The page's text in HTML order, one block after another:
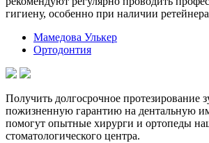
гигиену, особенно при наличии
Мамедова Улькер
Ортодонтия
Получить долгосрочное протезирование
пожизненную гарантию на дентальную
помогут опытные хирурги и ортопеды
стоматологического центра.